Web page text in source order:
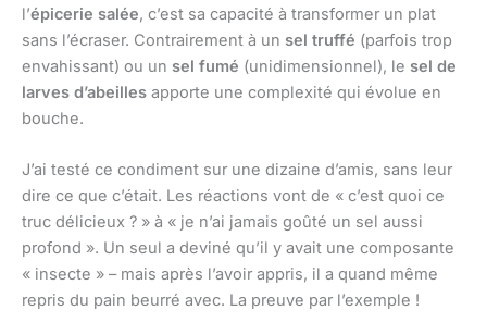
l’épicerie salée, c’est sa capacité à transformer un plat
sans l’écraser. Contrairement à un sel truffé (parfois trop
envahissant) ou un sel fumé (unidimensionnel), le sel de
larves d’abeilles apporte une complexité qui évolue en
bouche.
J’ai testé ce condiment sur une dizaine d’amis, sans leur
dire ce que c’était. Les réactions vont de « c’est quoi ce
truc délicieux ? » à « je n’ai jamais goûté un sel aussi
profond ». Un seul a deviné qu’il y avait une composante
« insecte » – mais après l’avoir appris, il a quand même
repris du pain beurré avec. La preuve par l’exemple !